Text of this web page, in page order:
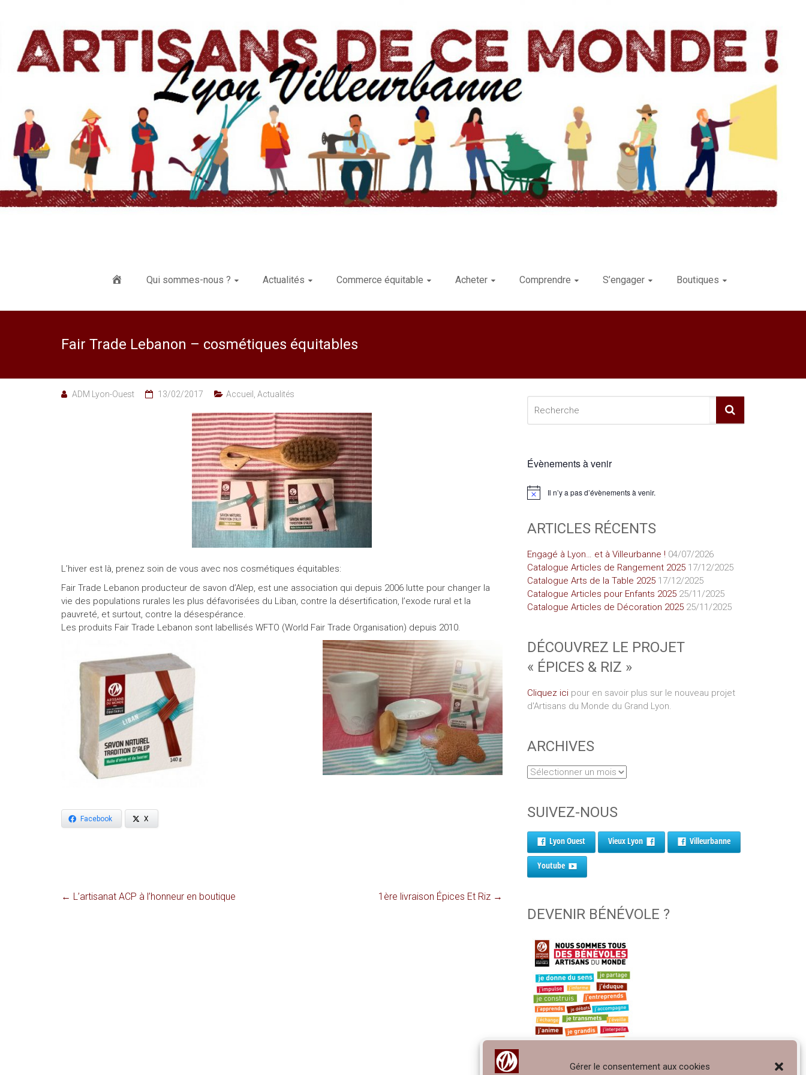
Gérer le consentement aux cookies
ÉlémentQui sommes-nous ? Actualités Commerce équitable Acheter Comprendre S’engager Boutiques
Fair Trade Lebanon – cosmétiques équitables
ADM Lyon-Ouest 13/02/2017 Accueil Actualités
L’hiver est là, prenez soin de vous avec nos cosmétiques équitables:
Fair Trade Lebanon producteur de savon d’Alep, est une association qui depuis 2006 lutte pour changer la
vie des populations rurales les plus défavorisées du Liban, contre la désertification, l’exode rural et la
pauvreté, et surtout, contre la désespérance.
Les produits Fair Trade Lebanon sont labellisés WFTO (World Fair Trade Organisation) depuis 2010.
Facebook X
← L’artisanat ACP à l’honneur en boutique 1ère livraison Épices Et Riz →
Évènements à venir
Notice Il n’y a pas d’évènements à venir.
ARTICLES RÉCENTS
Engagé à Lyon… et à Villeurbanne ! 04/07/2026
Catalogue Articles de Rangement 2025 17/12/2025
Catalogue Arts de la Table 2025 17/12/2025
Catalogue Articles pour Enfants 2025 25/11/2025
Catalogue Articles de Décoration 2025 25/11/2025
DÉCOUVREZ LE PROJET
« ÉPICES & RIZ »
Cliquez ici pour en savoir plus sur le nouveau projet
d'Artisans du Monde du Grand Lyon.
ARCHIVES
SUIVEZ-NOUS
Lyon Ouest Vieux Lyon Villeurbanne
Youtube
DEVENIR BÉNÉVOLE ?